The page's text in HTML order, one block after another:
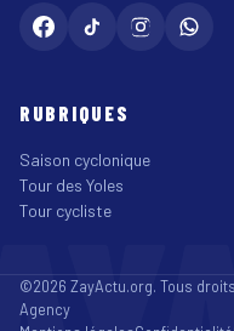
RUBRIQUES
Saison cyclonique
Tour des Yoles
Tour cycliste
©2026 ZayActu.org. Tous
Agency